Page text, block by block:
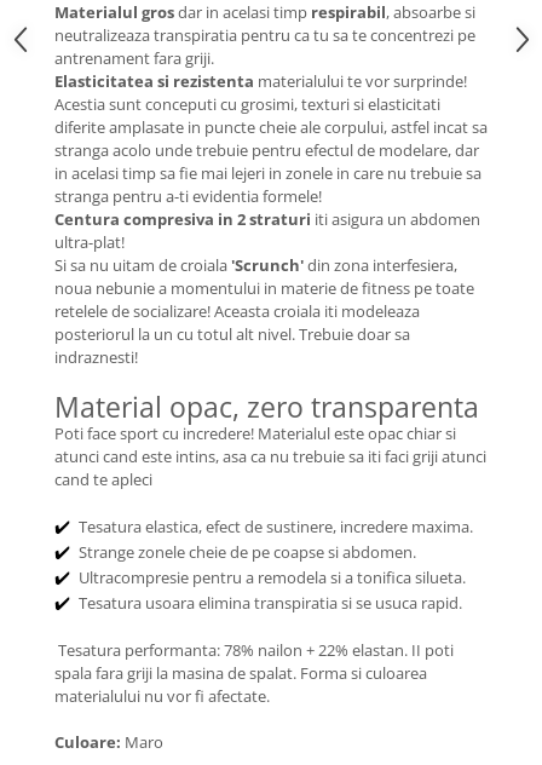
Materialul grosdar in acelasi timp respirabil, absoarbe si
neutralizeaza transpiratia pentru ca tu sa te concentrezi pe
antrenament fara griji.
Elasticitatea si rezistenta materialului te vor surprinde!
Acestia sunt conceputi cu grosimi, texturi si elasticitati
diferite amplasate in puncte cheie ale corpului, astfel incat sa
stranga acolo unde trebuie pentru efectul de modelare, dar
in acelasi timp sa fie mai lejeri in zonele in care nu trebuie sa
stranga pentru a-ti evidentia formele!
Centura compresiva in 2 straturi iti asigura un abdomen
ultra-plat!
Si sa nu uitam de croiala 'Scrunch'din zona interfesiera,
noua nebunie a momentului in materie de fitness pe toate
retelele de socializare! Aceasta croiala iti modeleaza
posteriorul la un cu totul alt nivel. Trebuie doar sa
indraznesti!
Material opac, zero transparenta
Poti face sport cu incredere! Materialul este opac chiar si
atunci cand este intins, asa ca nu trebuie sa iti faci griji atunci
cand te apleci
✔️ Tesatura elastica, efect de sustinere, incredere maxima.
✔️ Strange zonele cheie de pe coapse si abdomen.
✔️ Ultracompresie pentru a remodela si a tonifica silueta.
✔️ Tesatura usoara elimina transpiratia si se usuca rapid.
Tesatura performanta: 78% nailon + 22% elastan. II poti
spala fara griji la masina de spalat. Forma si culoarea
materialului nu vor fi afectate.
Culoare: Maro